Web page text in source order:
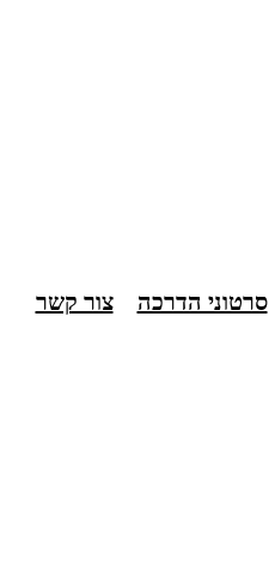
סרטוני הדרכה צור קשר